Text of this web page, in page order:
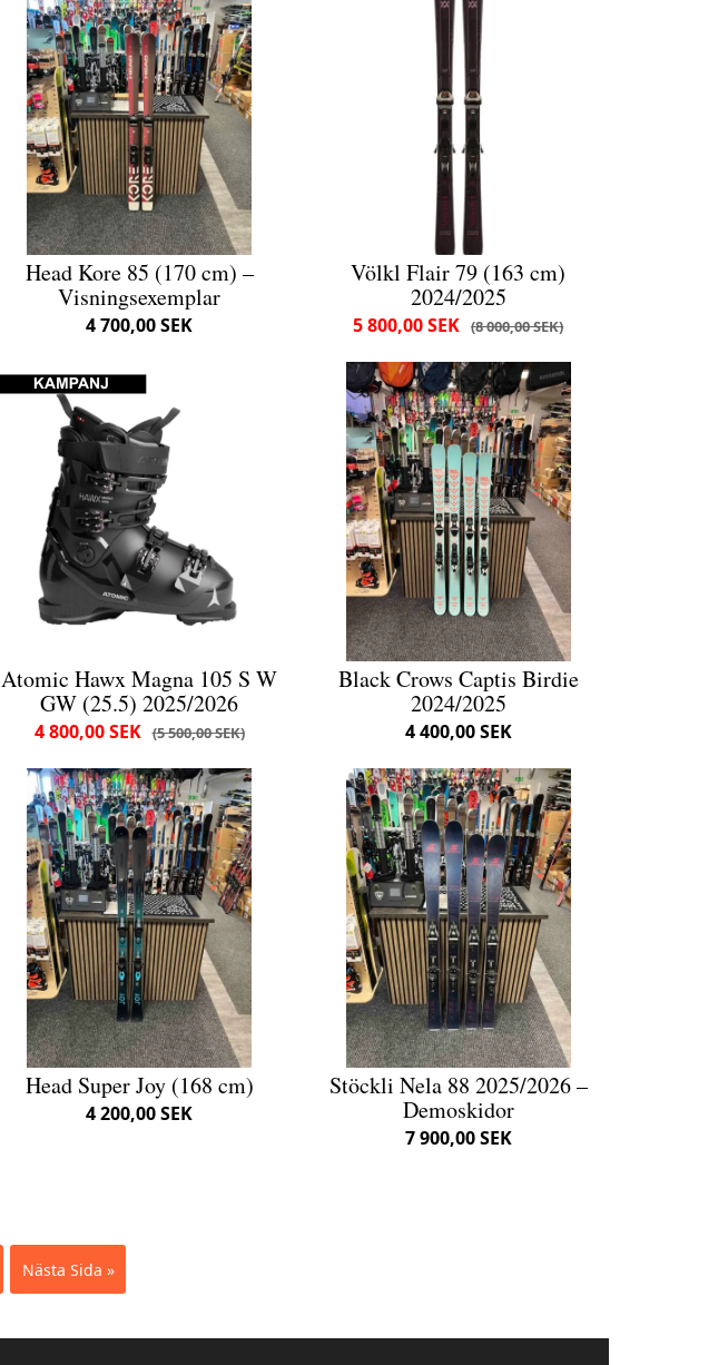
Head Kore 85 (170 cm) –
Visningsexemplar
4 700,00 SEK
Völkl Flair 79 (163 cm)
2024/2025
8 000,00 SEK
5 800,00 SEK
Atomic Hawx Magna 105 S W
GW (25.5) 2025/2026
5 500,00 SEK
4 800,00 SEK
Black Crows Captis Birdie
2024/2025
4 400,00 SEK
Head Super Joy (168 cm)
4 200,00 SEK
Stöckli Nela 88 2025/2026 –
Demoskidor
7 900,00 SEK
Nästa Sida »